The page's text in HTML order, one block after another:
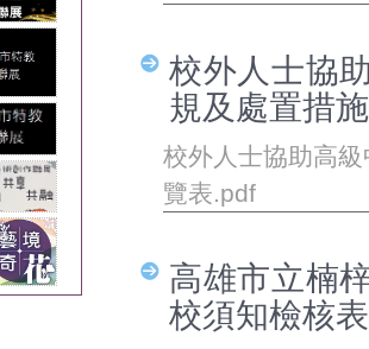
校外人士協
規及處置措
校外人士協助高
覽表.pdf
高雄市立楠
校須知檢核